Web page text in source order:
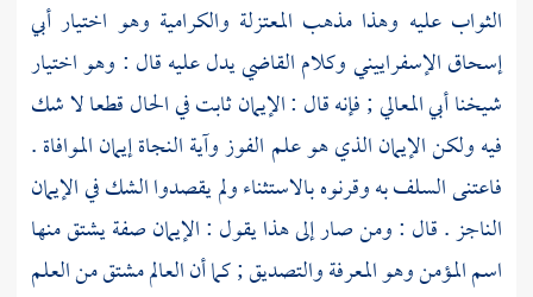
الثواب عليه وهذا مذهب المعتزلة والكرامية وهو اختيار أبي
إسحاق الإسفرايينيوكلام القاضي يدل عليه قال : وهو اختيار
شيخناأبي المعالي; فإنه قال : الإيمان ثابت في الحال قطعا لا شك
فيه ولكن الإيمان الذي هو علم الفوز وآية النجاة إيمان الموافاة .
فاعتنىالسلفبه وقرنوه بالاستثناء ولم يقصدوا الشك في الإيمان
الناجز . قال : ومن صار إلى هذا يقول : الإيمان صفة يشتق منها
اسم المؤمن وهو المعرفة والتصديق ; كما أن العالم مشتق من العلم